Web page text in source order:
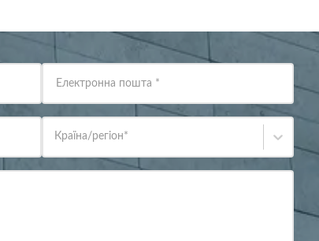
Електронна пошта *
Країна/регіон*